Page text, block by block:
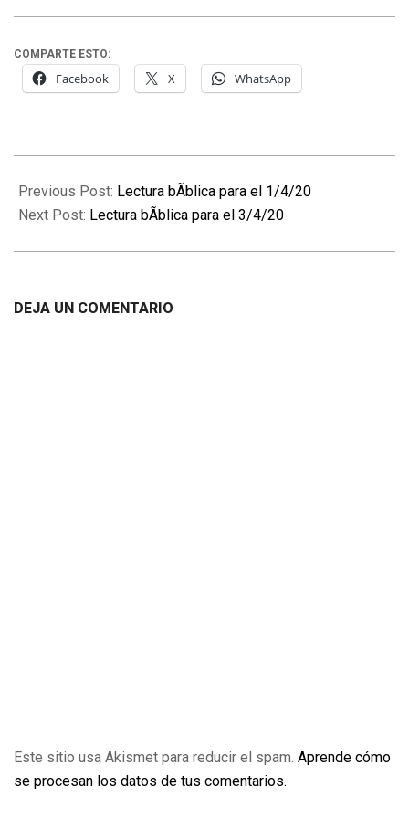
COMPARTE ESTO:
Facebook X WhatsApp
04-
02
Previous Post: Lectura bÃ­blica para el 1/4/20
Next Post: Lectura bÃ­blica para el 3/4/20
DEJA UN COMENTARIO
Este sitio usa Akismet para reducir el spam. Aprende cómo
se procesan los datos de tus comentarios.